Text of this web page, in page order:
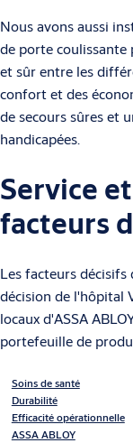
Nous avons aussi
de porte
et sûr entre les
confort et des
de secours sûres et
handicapées.
Service
facteurs
Les facteurs
décision de l'hôpital
locaux d'ASSA
portefeuille de
Soins de santé
Durabilité
Efficacité opérationnelle
ASSA ABLOY